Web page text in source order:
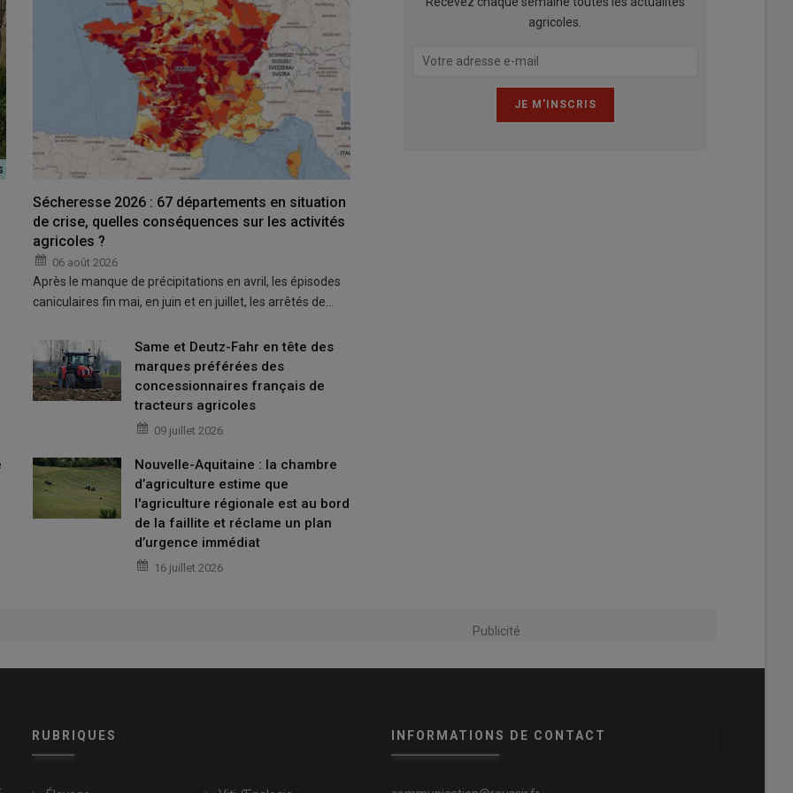
est réévalué à 4469 euros (contre 4300 euros
campagne 2024).
plusieurs montants pour les aides PAC couplées et
aides PAC 2025 découplées ?
2025 pour les jeunes agriculteurs ?
agriculteurs
à 4469 euros (contre 4300 euros annoncé en
pour les écorégimes bio ?
réévalués pour les aides couplées
Sécheresse 2026 : 67 départements en situation
de crise, quelles conséquences sur les activités
agricoles ?
06 août 2026
Après le manque de précipitations en avril, les épisodes
caniculaires fin mai, en juin et en juillet, les arrêtés de…
Same et Deutz-Fahr en tête des
marques préférées des
concessionnaires français de
tracteurs agricoles
09 juillet 2026
Nouvelle-Aquitaine : la chambre
d’agriculture estime que
l'agriculture régionale est au bord
de la faillite et réclame un plan
d’urgence immédiat
16 juillet 2026
agricoles.
Publicité
RUBRIQUES INFORMATIONS DE CONTACT